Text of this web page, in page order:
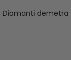
Diamanti demetra